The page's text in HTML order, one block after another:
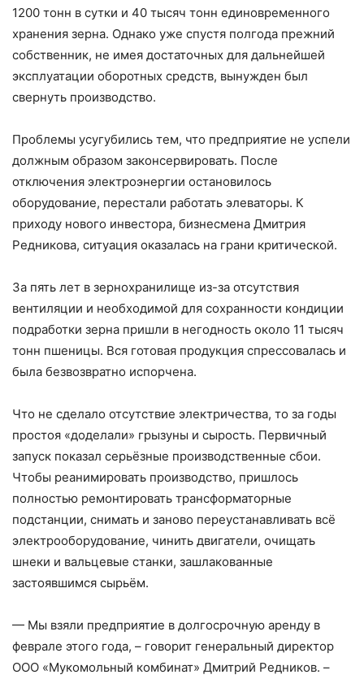
1200 тонн в сутки и 40 тысяч тонн единовременного
хранения зерна. Однако уже спустя полгода прежний
собственник, не имея достаточных для дальнейшей
эксплуатации оборотных средств, вынужден был
свернуть производство.
Проблемы усугубились тем, что предприятие не успели
должным образом законсервировать. После
отключения элект­роэнергии остановилось
оборудование, перестали работать элеваторы. К
приходу нового инвестора, бизнесмена Дмитрия
Редникова, ситуация оказалась на грани критической.
За пять лет в зернохранилище из-за отсутствия
вентиляции и необходимой для сохранности кондиции
подработки зерна пришли в негодность около 11 тысяч
тонн пшеницы. Вся готовая продукция спрессовалась и
была безвозвратно испорчена.
Что не сделало отсутствие электричества, то за годы
простоя «доделали» грызуны и сырость. Первичный
запуск показал серьёзные производственные сбои.
Чтобы реанимировать производство, пришлось
полностью ремонтировать трансформаторные
подстанции, снимать и заново переустанавливать всё
электрооборудование, чинить двигатели, очищать
шнеки и вальцевые станки, зашлакованные
застоявшимся сырьём.
— Мы взяли предприятие в долгосрочную аренду в
феврале этого года, – ​говорит генеральный директор
ООО «Мукомольный комбинат» Дмитрий Редников. – ​